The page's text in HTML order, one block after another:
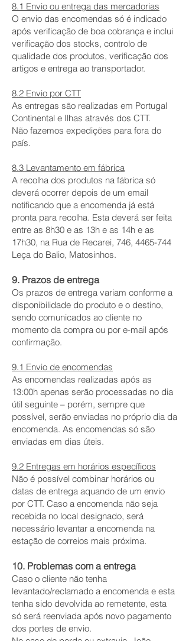
8.1 Envio ou entrega das mercadorias
O envio das encomendas só é indicado
após verificação de boa cobrança e inclui
verificação dos stocks, controlo de
qualidade dos produtos, verificação dos
artigos e entrega ao transportador.
8.2 Envio por CTT
As entregas são realizadas em Portugal
Continental e Ilhas através dos CTT.
Não fazemos expedições para fora do
país.
8.3 Levantamento em fábrica
A recolha dos produtos na fábrica só
deverá ocorrer depois de um email
notificando que a encomenda já está
pronta para recolha. Esta deverá ser feita
entre as 8h30 e as 13h e as 14h e as
17h30, na Rua de Recarei, 746, 4465-744
Leça do Balio, Matosinhos.
9. Prazos de entrega
Os prazos de entrega variam conforme a
disponibilidade do produto e o destino,
sendo comunicados ao cliente no
momento da compra ou por e-mail após
confirmação.
9.1 Envio de encomendas
As encomendas realizadas após as
13:00h apenas serão processadas no dia
útil seguinte – porém, sempre que
possível, serão enviadas no próprio dia da
encomenda. As encomendas só são
enviadas em dias úteis.
9.2 Entregas em horários específicos
Não é possível combinar horários ou
datas de entrega aquando de um envio
por CTT. Caso a encomenda não seja
recebida no local designado, será
necessário levantar a encomenda na
estação de correios mais próxima.
10. Problemas com a entrega
Caso o cliente não tenha
levantado/reclamado a encomenda e esta
tenha sido devolvida ao remetente, esta
só será reenviada após novo pagamento
dos portes de envio.